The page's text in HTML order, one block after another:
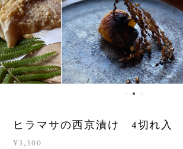
ヒラマサの西京漬け 4切れ
¥3,300